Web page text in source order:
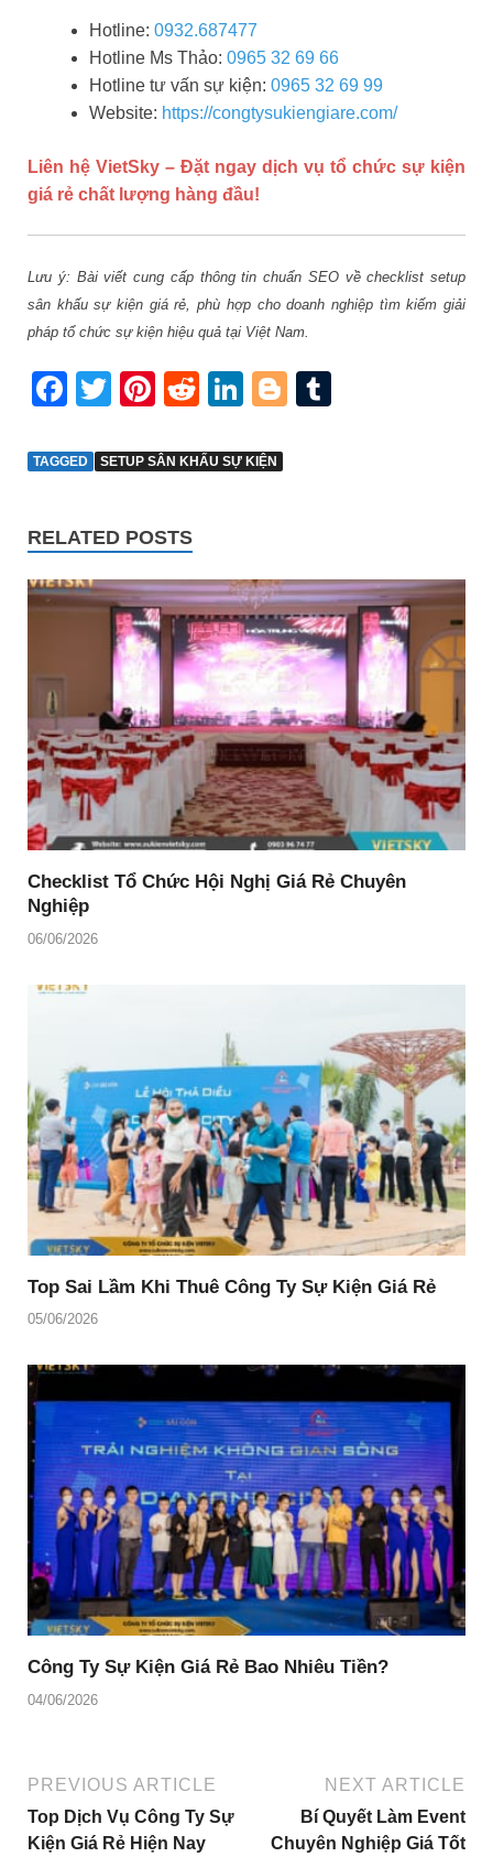
Hotline: 0932.687477
Hotline Ms Thảo: 0965 32 69 66
Hotline tư vấn sự kiện: 0965 32 69 99
Website: https://congtysukiengiare.com/
Liên hệ VietSky – Đặt ngay dịch vụ tổ chức sự kiện
giá rẻ chất lượng hàng đầu!
Lưu ý: Bài viết cung cấp thông tin chuẩn SEO về checklist setup
sân khấu sự kiện giá rẻ, phù hợp cho doanh nghiệp tìm kiếm giải
pháp tổ chức sự kiện hiệu quả tại Việt Nam.
Facebook
Twitter
Pinterest
RedditLinkedIn
Blogger
TAGGED SETUP SÂN KHẤU SỰ KIỆN
RELATED POSTS
Checklist Tổ Chức Hội Nghị Giá Rẻ Chuyên
Nghiệp
06/06/2026
Top Sai Lầm Khi Thuê Công Ty Sự Kiện Giá Rẻ
05/06/2026
Công Ty Sự Kiện Giá Rẻ Bao Nhiêu Tiền?
04/06/2026
PREVIOUS ARTICLE
Top Dịch Vụ Công Ty Sự
Kiện Giá Rẻ Hiện Nay
NEXT ARTICLE
Bí Quyết Làm Event
Chuyên Nghiệp Giá Tốt